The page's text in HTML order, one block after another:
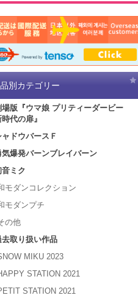
別カテゴリー
場版『ウマ娘 プリティーダービー
代の扉』
ャドウバースＦ
気爆発バーンブレイバーン
音ミク
モダンコレクション
モダンプチ
の他
去取り扱い作品
MIKU 2023
STATION 2021
STATION 2021